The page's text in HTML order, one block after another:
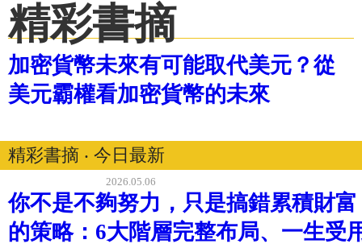
精彩書摘
加密貨幣未來有可能取代美元？從
美元霸權看加密貨幣的未來
精彩書摘 ‧ 今日最新
2026.05.06
你不是不夠努力，只是搞錯累積財富
的策略：6大階層完整布局、一生受